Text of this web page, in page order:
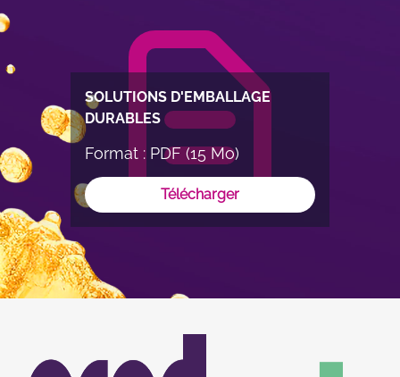
SOLUTIONS D'EMBALLAGE
DURABLES
Format : PDF (15 Mo)
Télécharger
du